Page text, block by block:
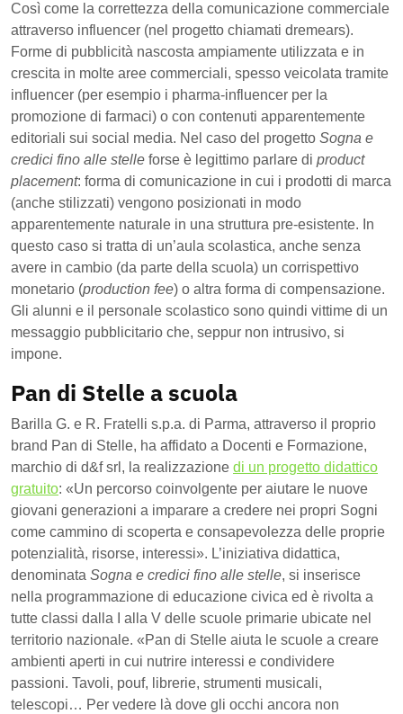
Così come la correttezza della comunicazione commerciale
attraverso influencer (nel progetto chiamati dremears).
Forme di pubblicità nascosta ampiamente utilizzata e in
crescita in molte aree commerciali, spesso veicolata tramite
influencer (per esempio i pharma-influencer per la
promozione di farmaci) o con contenuti apparentemente
editoriali sui social media. Nel caso del progetto Sogna e
credici fino alle stelle forse è legittimo parlare di product
placement: forma di comunicazione in cui i prodotti di marca
(anche stilizzati) vengono posizionati in modo
apparentemente naturale in una struttura pre-esistente. In
questo caso si tratta di un’aula scolastica, anche senza
avere in cambio (da parte della scuola) un corrispettivo
monetario (production fee) o altra forma di compensazione.
Gli alunni e il personale scolastico sono quindi vittime di un
messaggio pubblicitario che, seppur non intrusivo, si
impone.
Pan di Stelle a scuola
Barilla G. e R. Fratelli s.p.a. di Parma, attraverso il proprio
brand Pan di Stelle, ha affidato a Docenti e Formazione,
marchio di d&f srl, la realizzazione di un progetto didattico
gratuito: «Un percorso coinvolgente per aiutare le nuove
giovani generazioni a imparare a credere nei propri Sogni
come cammino di scoperta e consapevolezza delle proprie
potenzialità, risorse, interessi». L’iniziativa didattica,
denominata Sogna e credici fino alle stelle, si inserisce
nella programmazione di educazione civica ed è rivolta a
tutte classi dalla I alla V delle scuole primarie ubicate nel
territorio nazionale. «Pan di Stelle aiuta le scuole a creare
ambienti aperti in cui nutrire interessi e condividere
passioni. Tavoli, pouf, librerie, strumenti musicali,
telescopi… Per vedere là dove gli occhi ancora non